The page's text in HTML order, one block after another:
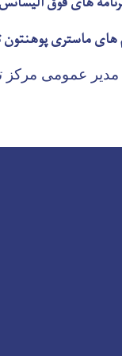
های ماستری پوهنتون
مدیر عمومی